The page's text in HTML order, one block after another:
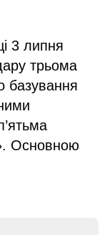
3 липня
трьома
базування
Основною